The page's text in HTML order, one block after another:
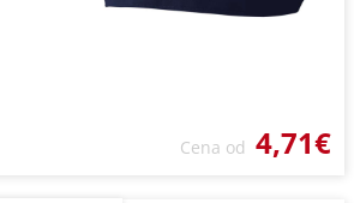
Cena od 4,71€